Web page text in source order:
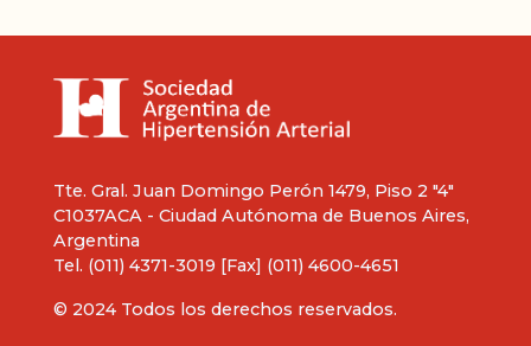
Tte. Gral. Juan Domingo Perón 1479, Piso 2 "4"
C1037ACA - Ciudad Autónoma de Buenos Aires,
Argentina
Tel. (011) 4371-3019 [Fax] (011) 4600-4651
© 2024 Todos los derechos reservados.